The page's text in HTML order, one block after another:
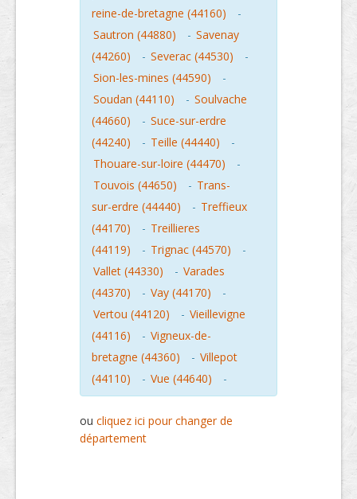
reine-de-bretagne (44160)
-
Sautron (44880)
- Savenay
(44260)
- Severac (44530)
-
Sion-les-mines (44590)
-
Soudan (44110)
- Soulvache
(44660)
- Suce-sur-erdre
(44240)
- Teille (44440)
-
Thouare-sur-loire (44470)
-
Touvois (44650)
- Trans-
sur-erdre (44440)
- Treffieux
(44170)
- Treillieres
(44119)
- Trignac (44570)
-
Vallet (44330)
- Varades
(44370)
- Vay (44170)
-
Vertou (44120)
- Vieillevigne
(44116)
- Vigneux-de-
bretagne (44360)
- Villepot
(44110)
- Vue (44640) -
ou cliquez ici pour changer de
département